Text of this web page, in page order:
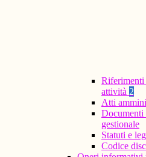
Riferimenti
attività 2
Atti
Documenti
gestionale
Statuti e
Codice